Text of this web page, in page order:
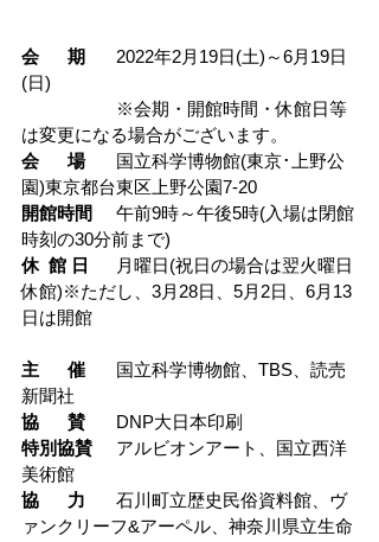
会      期
(日)
は変更になる場合がございます。
会      場
	国立科学博物館(東京･上野公
園)東京都台東区上野公園7-20
開館時間
時刻の30分前まで)
休  館 日
休館)※ただし、3月28日、5月2日、6月13
日は開館
主      催
新聞社
協      賛
	DNP大日本印刷
特別協賛
美術館
協      力
ァンクリーフ&アーペル、神奈川県立生命